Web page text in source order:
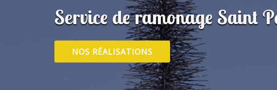
Service de ramonage Saint
NOS RÉALISATIONS